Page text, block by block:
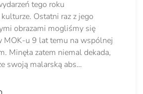
tego roku
Ostatni raz z jego
obrazami mogliśmy się
MOK-u 9 lat temu na wspólnej
Minęła zatem niemal dekada,
swoją malarską abs…